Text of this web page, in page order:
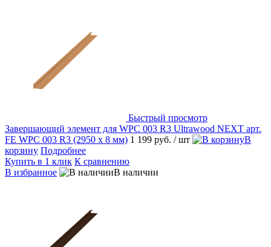
Быстрый просмотр
Завершающий элемент для WPC 003 R3 Ultrawood NEXT арт.
FE WPC 003 R3 (2950 х 8 мм) 1 199 руб. / шт
В
корзину Подробнее
Купить в 1 клик К сравнению
В избранное
В наличии